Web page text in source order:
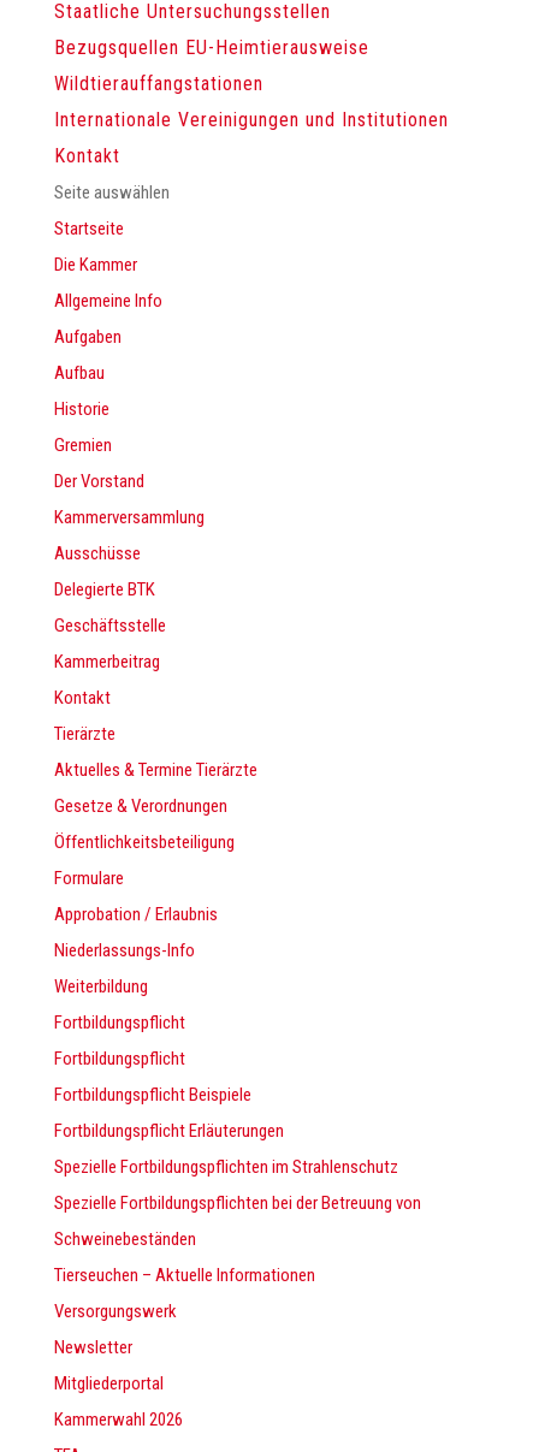
Staatliche Untersuchungsstellen
Bezugsquellen EU-Heimtierausweise
Wildtierauffangstationen
Internationale Vereinigungen und Institutionen
Kontakt
Seite auswählen
Startseite
Die Kammer
Allgemeine Info
Aufgaben
Aufbau
Historie
Gremien
Der Vorstand
Kammerversammlung
Ausschüsse
Delegierte BTK
Geschäftsstelle
Kammerbeitrag
Kontakt
Tierärzte
Aktuelles & Termine Tierärzte
Gesetze & Verordnungen
Öffentlichkeitsbeteiligung
Formulare
Approbation / Erlaubnis
Niederlassungs-Info
Weiterbildung
Fortbildungspflicht
Fortbildungspflicht
Fortbildungspflicht Beispiele
Fortbildungspflicht Erläuterungen
Spezielle Fortbildungspflichten im Strahlenschutz
Spezielle Fortbildungspflichten bei der Betreuung von
Schweinebeständen
Tierseuchen – Aktuelle Informationen
Versorgungswerk
Newsletter
Mitgliederportal
Kammerwahl 2026